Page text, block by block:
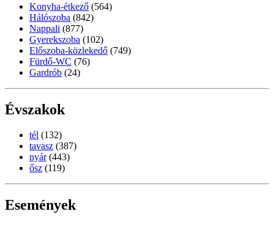
Konyha-étkező (564)
Hálószoba (842)
Nappali (877)
Gyerekszoba (102)
Előszoba-közlekedő (749)
Fürdő-WC (76)
Gardrób (24)
Évszakok
tél (132)
tavasz (387)
nyár (443)
ősz (119)
Események